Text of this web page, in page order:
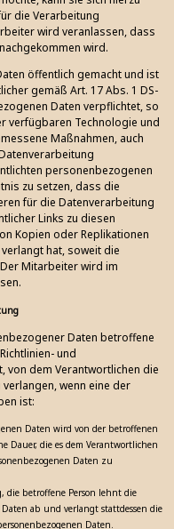
die Verarbeitung
wird veranlassen, dass
wird.
öffentlich gemacht und ist
gemäß Art. 17 Abs. 1 DS-
Daten verpflichtet, so
verfügbaren Technologie und
Maßnahmen, auch
personenbezogenen
zu setzen, dass die
für die Datenverarbeitung
Links zu diesen
Kopien oder Replikationen
hat, soweit die
Mitarbeiter wird im
Daten betroffene
und
von dem Verantwortlichen die
wenn eine der
ist:
Daten wird von der betroffenen
Dauer, die es dem Verantwortlichen
Daten zu
die betroffene Person lehnt die
ab und verlangt stattdessen die
Daten.